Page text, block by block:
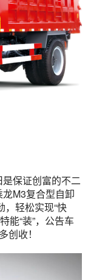
保证创富的不二
M3复合型自卸
，轻松实现“快
能“装”，公告车
收！